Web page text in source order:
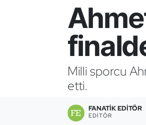
Milli sporcu
etti.
FANATIK EDITÖR
EDITÖR
Bocce Bowling Dart